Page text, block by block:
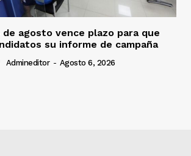
de agosto vence plazo para que
su informe de campaña
Admineditor - Agosto 6, 2026